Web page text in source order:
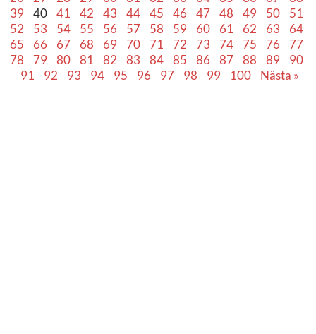
39
40 41 42 43 44 45 46 47 48 49 50
51
52
53 54 55 56 57 58 59 60 61 62 63
64
65
66 67 68 69 70 71 72 73 74 75 76
77
78
79 80 81 82 83 84 85 86 87 88 89
90
91
92 93 94 95 96 97 98 99 100 Nästa »